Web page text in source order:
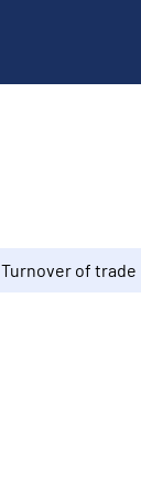
Turnover of trade